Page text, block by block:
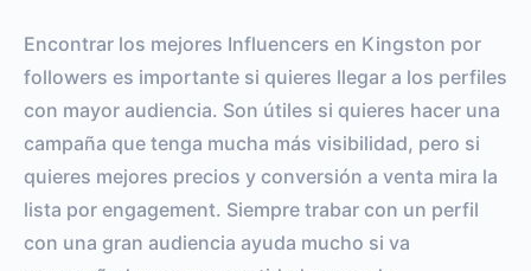
Encontrar los mejores Influencers en Kingston por
followers es importante si quieres llegar a los perfiles
con mayor audiencia. Son útiles si quieres hacer una
campaña que tenga mucha más visibilidad, pero si
quieres mejores precios y conversión a venta mira la
lista por engagement. Siempre trabar con un perfil
con una gran audiencia ayuda mucho si va